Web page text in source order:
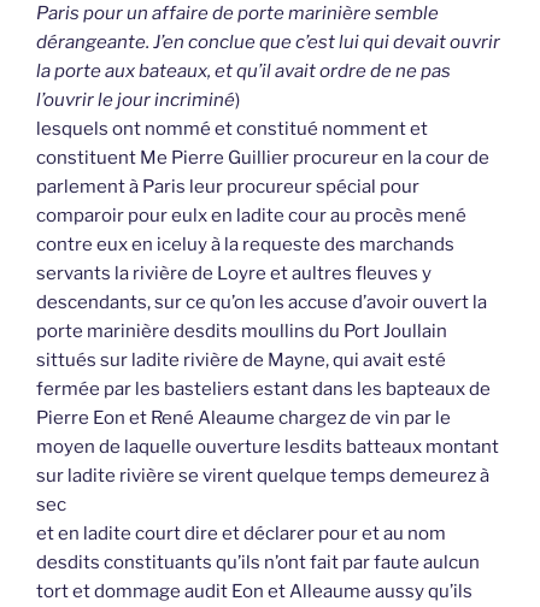
Paris pour un affaire de porte marinière semble
dérangeante. J’en conclue que c’est lui qui devait ouvrir
la porte aux bateaux, et qu’il avait ordre de ne pas
l’ouvrir le jour incriminé)
lesquels ont nommé et constitué nomment et
constituent Me Pierre Guillier procureur en la cour de
parlement à Paris leur procureur spécial pour
comparoir pour eulx en ladite cour au procès mené
contre eux en iceluy à la requeste des marchands
servants la rivière de Loyre et aultres fleuves y
descendants, sur ce qu’on les accuse d’avoir ouvert la
porte marinière desdits moullins du Port Joullain
sittués sur ladite rivière de Mayne, qui avait esté
fermée par les basteliers estant dans les bapteaux de
Pierre Eon et René Aleaume chargez de vin par le
moyen de laquelle ouverture lesdits batteaux montant
sur ladite rivière se virent quelque temps demeurez à
sec
et en ladite court dire et déclarer pour et au nom
desdits constituants qu’ils n’ont fait par faute aulcun
tort et dommage audit Eon et Alleaume aussy qu’ils